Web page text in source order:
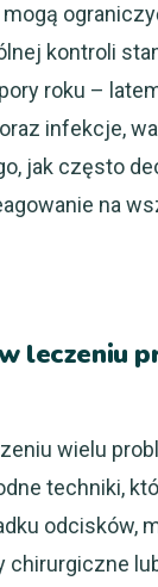
kontroli
roku –
infekcje,
jak często
na
leczeniu
wielu
techniki,
odcisków,